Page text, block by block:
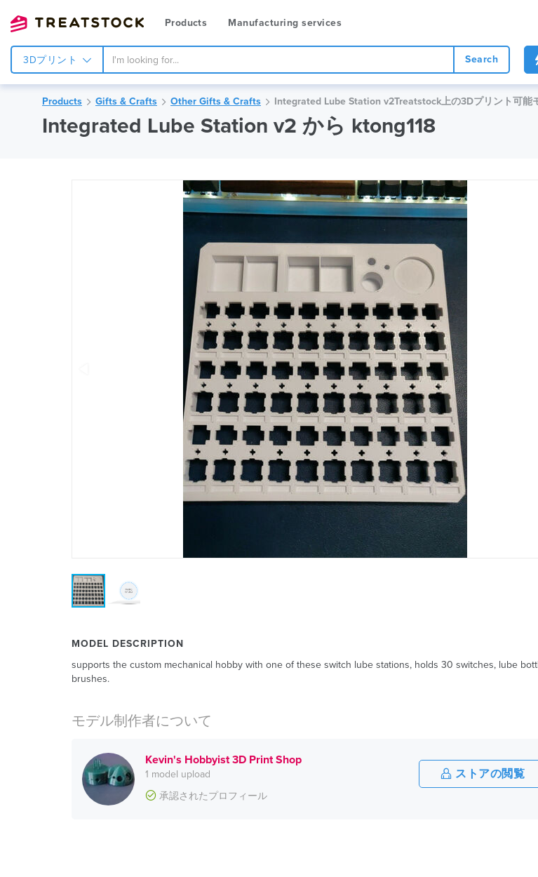
Products Manufacturing services
3Dプリント Search
Products Gifts & Crafts Other Gifts & Crafts Integrated Lube Station v2Treatstock上の3Dプリント可能
Integrated Lube Station v2 から ktong118
MODEL DESCRIPTION
supports the custom mechanical hobby with one of these switch lube stations, holds 30 switches, lube
brushes.
モデル制作者について
Kevin's Hobbyist 3D Print Shop
1 model upload
承認されたプロフィール
ストアの閲覧